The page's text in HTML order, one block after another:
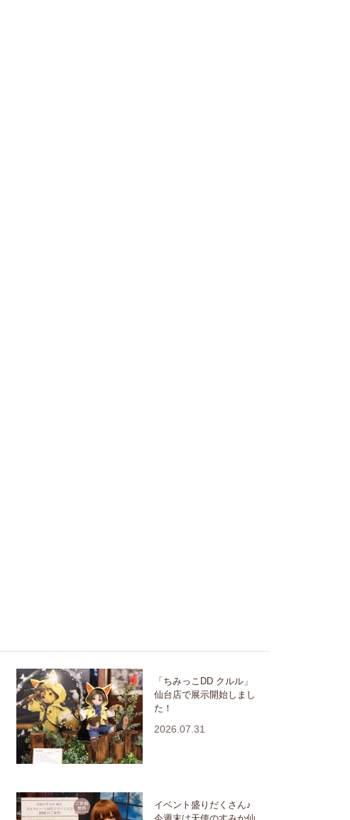
「ちみっこDD クルル」
仙台店で展示開始しまし
た！
2026.07.31
イベント盛りだくさん♪